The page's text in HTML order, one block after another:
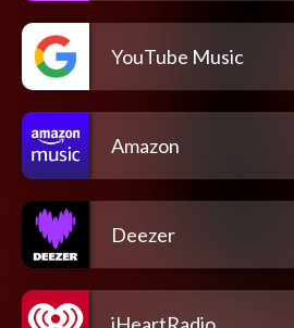
YouTube Music
Amazon
Deezer